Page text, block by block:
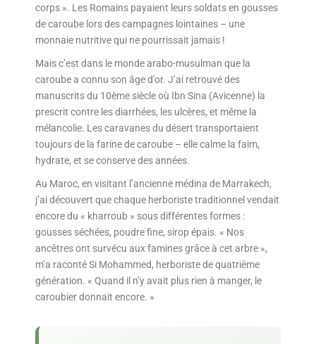
corps ». Les Romains payaient leurs soldats en gousses
de caroube lors des campagnes lointaines – une
monnaie nutritive qui ne pourrissait jamais !
Mais c’est dans le monde arabo-musulman que la
caroube a connu son âge d’or. J’ai retrouvé des
manuscrits du 10ème siècle où Ibn Sina (Avicenne) la
prescrit contre les diarrhées, les ulcères, et même la
mélancolie. Les caravanes du désert transportaient
toujours de la farine de caroube – elle calme la faim,
hydrate, et se conserve des années.
Au Maroc, en visitant l’ancienne médina de Marrakech,
j’ai découvert que chaque herboriste traditionnel vendait
encore du « kharroub » sous différentes formes :
gousses séchées, poudre fine, sirop épais. « Nos
ancêtres ont survécu aux famines grâce à cet arbre »,
m’a raconté Si Mohammed, herboriste de quatrième
génération. « Quand il n’y avait plus rien à manger, le
caroubier donnait encore. »